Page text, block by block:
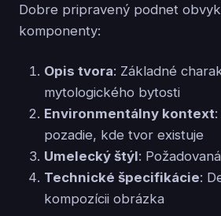
Dobre pripravený podnet
komponenty:
Opis tvora: Základné
mytologického bytosti
Environmentálny kontext
pozadie, kde tvor existuje
Umelecký štýl:
Technické špecifikácie:
kompozícii obrázka